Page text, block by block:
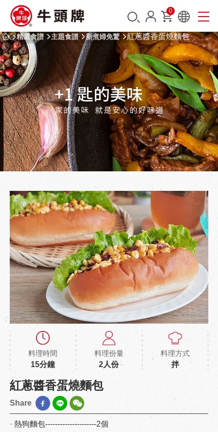
0
精選食譜 主題食譜 新煮婦免驚 紅蔥醬香蛋燒麵包
料理時間
15分鐘
料理份量
2人份
料理方式
拌
紅蔥醬香蛋燒麵包
Share
· 熱狗麵包---------------------2個